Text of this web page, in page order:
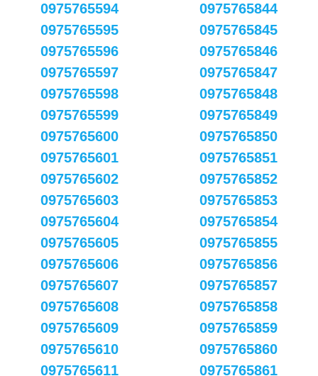
0975765594
0975765595
0975765596
0975765597
0975765598
0975765599
0975765600
0975765601
0975765602
0975765603
0975765604
0975765605
0975765606
0975765607
0975765608
0975765609
0975765610
0975765611
0975765844
0975765845
0975765846
0975765847
0975765848
0975765849
0975765850
0975765851
0975765852
0975765853
0975765854
0975765855
0975765856
0975765857
0975765858
0975765859
0975765860
0975765861